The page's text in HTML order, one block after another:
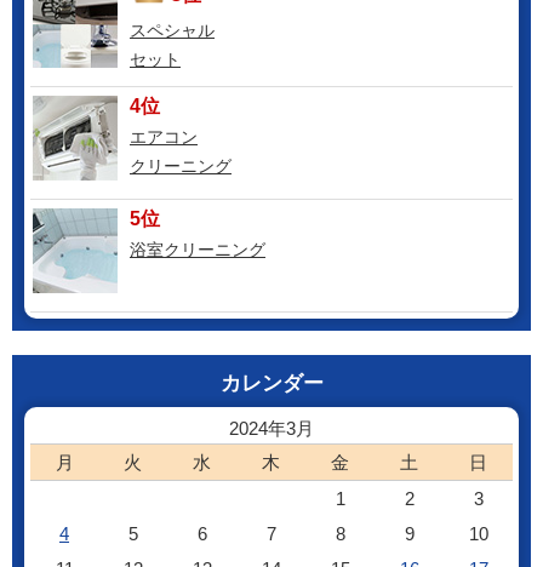
スペシャル
セット
4位
エアコン
クリーニング
5位
浴室クリーニング
カレンダー
2024年3月
月
火 水 木 金 土 日
1 2
3
4
5 6 7 8 9
10